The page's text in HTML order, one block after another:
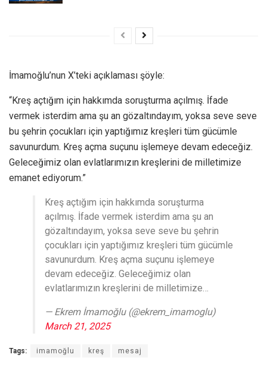
İmamoğlu’nun X’teki açıklaması şöyle:
“Kreş açtığım için hakkımda soruşturma açılmış. İfade
vermek isterdim ama şu an gözaltındayım, yoksa seve seve
bu şehrin çocukları için yaptığımız kreşleri tüm gücümle
savunurdum. Kreş açma suçunu işlemeye devam edeceğiz.
Geleceğimiz olan evlatlarımızın kreşlerini de milletimize
emanet ediyorum.”
Kreş açtığım için hakkımda soruşturma
açılmış. İfade vermek isterdim ama şu an
gözaltındayım, yoksa seve seve bu şehrin
çocukları için yaptığımız kreşleri tüm gücümle
savunurdum. Kreş açma suçunu işlemeye
devam edeceğiz. Geleceğimiz olan
evlatlarımızın kreşlerini de milletimize…
— Ekrem İmamoğlu (@ekrem_imamoglu)
March 21, 2025
Tags: imamoğlu kreş mesaj